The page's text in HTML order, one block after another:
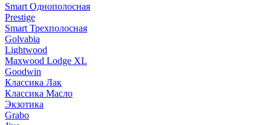
Smart Однополосная
Prestige
Smart Трехполосная
Golvabia
Lightwood
Maxwood Lodge XL
Goodwin
Классика Лак
Классика Масло
Экзотика
Grabo